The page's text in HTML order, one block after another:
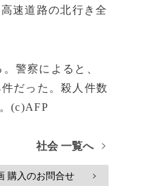
速道路の北行き全
警察によると、
だった。殺人件数
(c)AFP
社会 一覧へ >
購入のお問合せ >